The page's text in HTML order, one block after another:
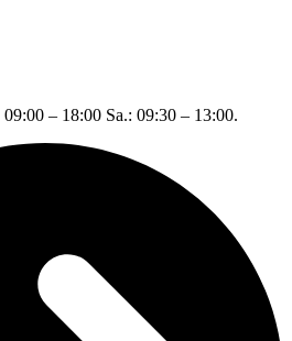
09:00 – 18:00 Sa.: 09:30 – 13:00.